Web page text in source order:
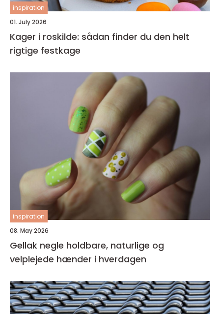
inspiration
01. July 2026
Kager i roskilde: sådan finder du den helt
rigtige festkage
inspiration
08. May 2026
Gellak negle holdbare, naturlige og
velplejede hænder i hverdagen